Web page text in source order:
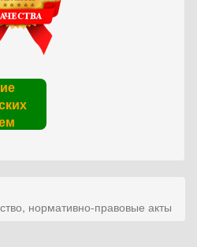
нормативно-правовые акты